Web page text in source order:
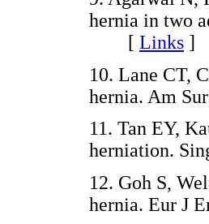
hernia in two
[ Links ]
10. Lane CT,
hernia. Am
11. Tan EY,
herniation.
12. Goh S,
hernia. Eur